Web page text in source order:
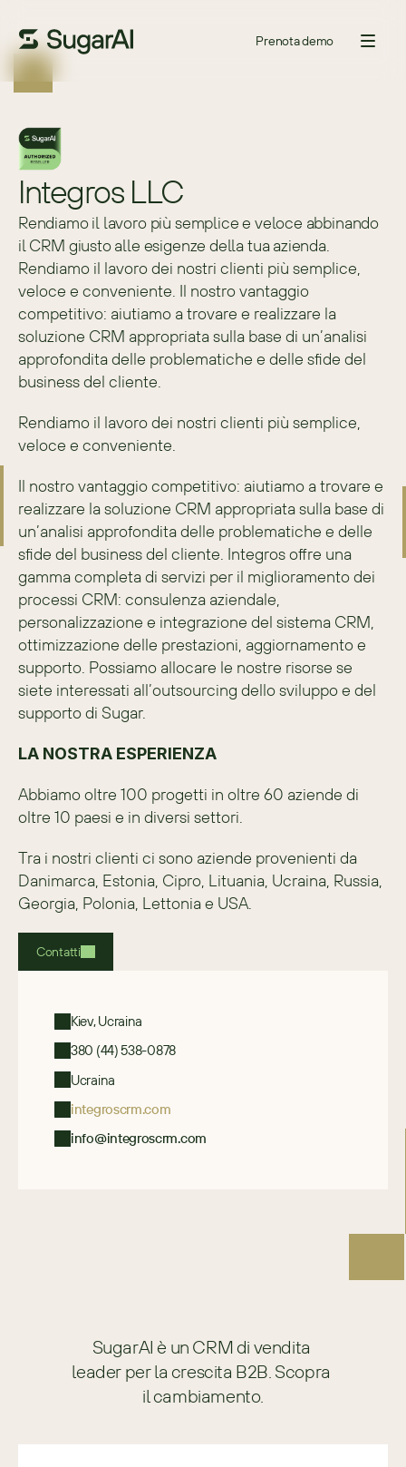
Prenota demo
Integros LLC
Rendiamo il lavoro più semplice e veloce abbinando
il CRM giusto alle esigenze della tua azienda.
Rendiamo il lavoro dei nostri clienti più semplice,
veloce e conveniente. Il nostro vantaggio
competitivo: aiutiamo a trovare e realizzare la
soluzione CRM appropriata sulla base di un’analisi
approfondita delle problematiche e delle sfide del
business del cliente.
Rendiamo il lavoro dei nostri clienti più semplice,
veloce e conveniente.
Il nostro vantaggio competitivo: aiutiamo a trovare e
realizzare la soluzione CRM appropriata sulla base di
un’analisi approfondita delle problematiche e delle
sfide del business del cliente. Integros offre una
gamma completa di servizi per il miglioramento dei
processi CRM: consulenza aziendale,
personalizzazione e integrazione del sistema CRM,
ottimizzazione delle prestazioni, aggiornamento e
supporto. Possiamo allocare le nostre risorse se
siete interessati all’outsourcing dello sviluppo e del
supporto di Sugar.
LA NOSTRA ESPERIENZA
Abbiamo oltre 100 progetti in oltre 60 aziende di
oltre 10 paesi e in diversi settori.
Tra i nostri clienti ci sono aziende provenienti da
Danimarca, Estonia, Cipro, Lituania, Ucraina, Russia,
Georgia, Polonia, Lettonia e USA.
Contatti
Kiev, Ucraina
380 (44) 538-0878
Ucraina
integroscrm.com
info@integroscrm.com
SugarAI è un CRM di vendita
leader per la crescita B2B. Scopra
il cambiamento.